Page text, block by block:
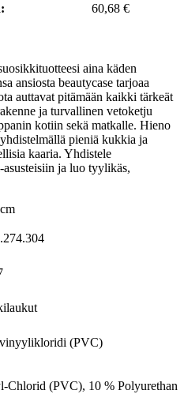
60,68 €
aina käden
ansiosta beautycase tarjoaa
auttavat pitämään kaikki tärkeät
ja turvallinen vetoketju
kotiin sekä matkalle. Hieno
pieniä kukkia ja
kaaria. Yhdistele
ja luo tyylikäs,
(PVC)
Chlorid (PVC), 10 % Polyurethan